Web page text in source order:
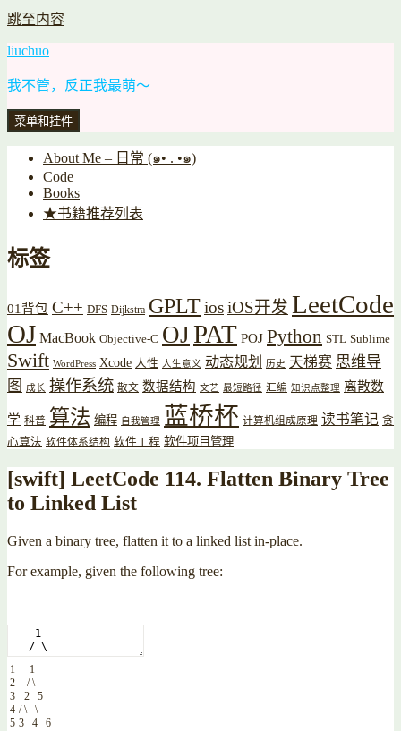
跳至内容
liuchuo
我不管，反正我最萌～
菜单和挂件
About Me – 日常 (๑• . •๑)
Code
Books
★书籍推荐列表
标签
01背包 C++ DFS Dijkstra GPLTiosiOS开发 LeetCode
OJ MacBook Objective-C OJPAT POJ Python STL Sublime
Swift WordPress Xcode 人性 人生意义 动态规划 历史 天梯赛 思维导
图
成长 操作系统 散文 数据结构 文艺 最短路径 汇编 知识点整理 离散数
学 科普 算法 编程 自我管理 蓝桥杯 计算机组成原理 读书笔记 贪
心算法 软件体系结构 软件工程 软件项目管理
[swift] LeetCode 114. Flatten Binary Tree
to Linked List
Given a binary tree, flatten it to a linked list in-place.
For example, given the following tree:
1
2
3
4
5
1
/ \
2 5
/ \ \
3 4 6